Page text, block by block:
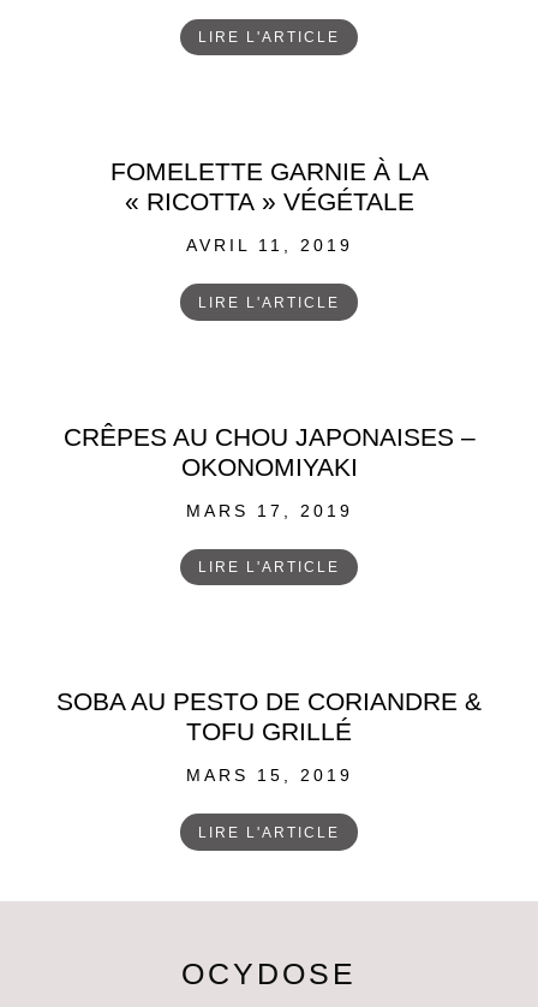
LIRE L'ARTICLE
FOMELETTE GARNIE À LA
« RICOTTA » VÉGÉTALE
POSTED
AVRIL 11, 2019
LIRE L'ARTICLE
CRÊPES AU CHOU JAPONAISES –
OKONOMIYAKI
POSTED
MARS 17, 2019
LIRE L'ARTICLE
SOBA AU PESTO DE CORIANDRE &
TOFU GRILLÉ
POSTED
MARS 15, 2019
LIRE L'ARTICLE
OCYDOSE